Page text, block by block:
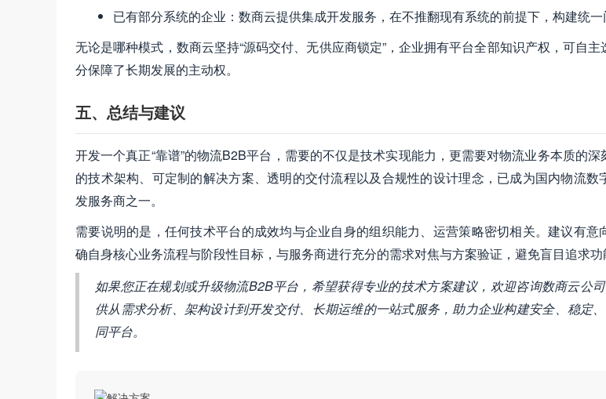
已有部分系统的企业：数商云提供集成开发服务，在不推翻现有系统的前提下，构建统一
无论是哪种模式，数商云坚持“源码交付、无供应商锁定”，企业拥有平台全部知识产权，可自
分保障了长期发展的主动权。
五、总结与建议
开发一个真正“靠谱”的物流B2B平台，需要的不仅是技术实现能力，更需要对物流业务本质的
的技术架构、可定制的解决方案、透明的交付流程以及合规性的设计理念，已成为国内物流数
发服务商之一。
需要说明的是，任何技术平台的成效均与企业自身的组织能力、运营策略密切相关。建议有意
确自身核心业务流程与阶段性目标，与服务商进行充分的需求对焦与方案验证，避免盲目追求功
如果您正在规划或升级物流B2B平台，希望获得专业的技术方案建议，欢迎咨询数商云公
供从需求分析、架构设计到开发交付、长期运维的一站式服务，助力企业构建安全、稳定
同平台。